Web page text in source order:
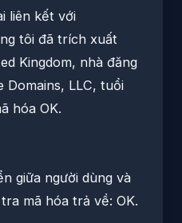
liên kết với
tôi đã trích xuất
Kingdom, nhà đăng
Domains, LLC, tuổi
hóa OK.
giữa người dùng và
mã hóa trả về: OK.